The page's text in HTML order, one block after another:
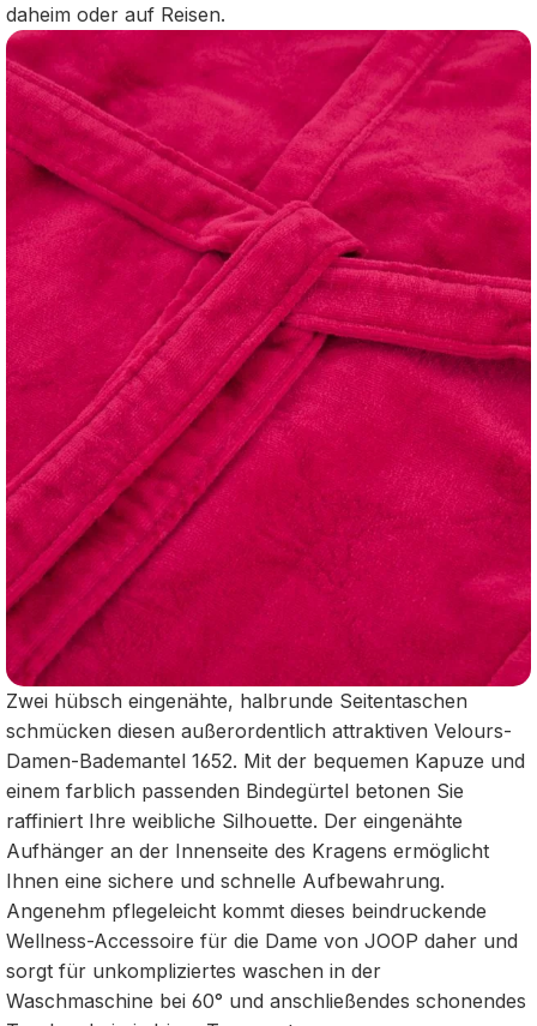
daheim oder auf Reisen.
Zwei hübsch eingenähte, halbrunde Seitentaschen
schmücken diesen außerordentlich attraktiven Velours-
Damen-Bademantel 1652. Mit der bequemen Kapuze und
einem farblich passenden Bindegürtel betonen Sie
raffiniert Ihre weibliche Silhouette. Der eingenähte
Aufhänger an der Innenseite des Kragens ermöglicht
Ihnen eine sichere und schnelle Aufbewahrung.
Angenehm pflegeleicht kommt dieses beindruckende
Wellness-Accessoire für die Dame von JOOP daher und
sorgt für unkompliziertes waschen in der
Waschmaschine bei 60° und anschließendes schonendes